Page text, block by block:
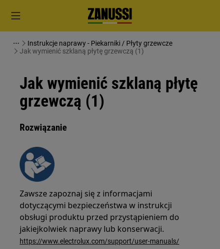
Instrukcje naprawy - Piekarniki / Płyty grzewcze
Jak wymienić szklaną płytę grzewczą (1)
Jak wymienić szklaną płytę
grzewczą (1)
Rozwiązanie
Zawsze zapoznaj się z informacjami
dotyczącymi bezpieczeństwa w instrukcji
obsługi produktu przed przystąpieniem do
jakiejkolwiek naprawy lub konserwacji.
https://www.electrolux.com/support/user-manuals/